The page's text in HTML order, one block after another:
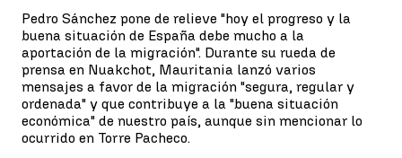
Pedro Sánchez pone de relieve "hoy el progreso y la
buena situación de España debe mucho a la
aportación de la migración". Durante su rueda de
prensa en Nuakchot, Mauritania lanzó varios
mensajes a favor de la migración "segura, regular y
ordenada" y que contribuye a la "buena situación
económica" de nuestro país, aunque sin mencionar lo
ocurrido en Torre Pacheco.